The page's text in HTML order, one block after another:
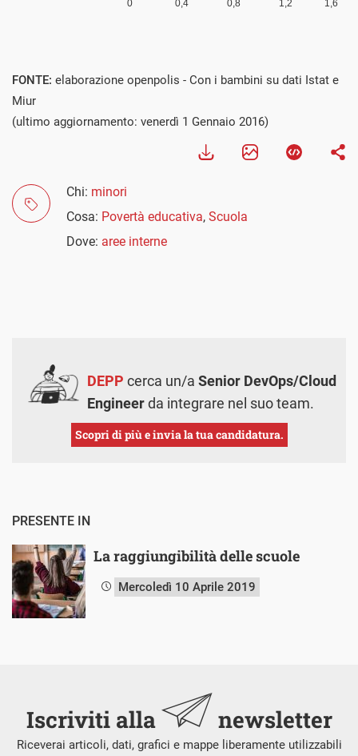
FONTE: elaborazione openpolis - Con i bambini su dati Istat e
Miur
(ultimo aggiornamento: venerdì 1 Gennaio 2016)
Chi: minori
Cosa: Povertà educativa, Scuola
Dove: aree interne
DEPP cerca un/a Senior DevOps/Cloud
Engineerda integrare nel suo team.
Scopri di più e invia la tua candidatura.
PRESENTE IN
La raggiungibilità delle scuole
Mercoledì 10 Aprile 2019
Iscriviti alla newsletter
Riceverai articoli, dati, grafici e mappe liberamente utilizzabili